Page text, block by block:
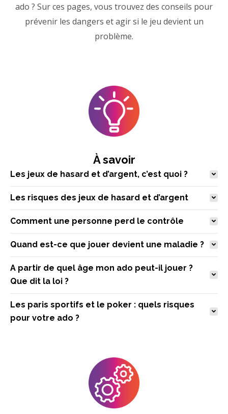
ado ? Sur ces pages, vous trouvez des conseils pour
prévenir les dangers et agir si le jeu devient un
problème.
À savoir
Les jeux de hasard et d’argent, c’est quoi ?
Les risques des jeux de hasard et d’argent
Comment une personne perd le contrôle
Quand est-ce que jouer devient une maladie ?
A partir de quel âge mon ado peut-il jouer ?
Que dit la loi ?
Les paris sportifs et le poker : quels risques
pour votre ado ?